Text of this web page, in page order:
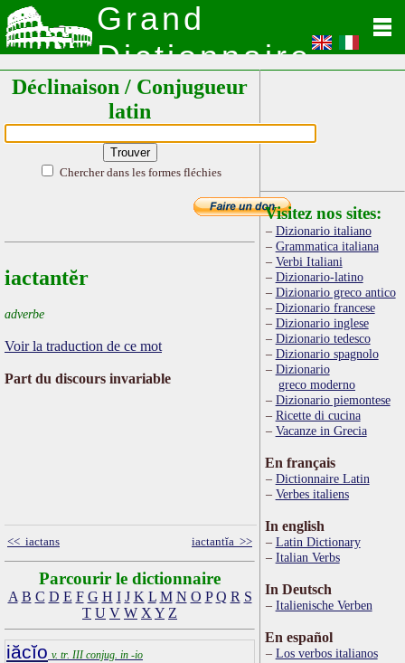
Grand
Dictionnaire
Latin
Déclinaison / Conjugueur
latin
Chercher dans les formes fléchies
iactantĕr
adverbe
Voir la traduction de ce mot
Part du discours invariable
<< iactans iactantĭa >>
Parcourir le dictionnaire
A B C D E F G H I J K L M N O P Q R S
T U V W X Y Z
iăcĭo v. tr. III conjug. in -io
Visitez nos sites:
Dizionario italiano
Grammatica italiana
Verbi Italiani
Dizionario-latino
Dizionario greco antico
Dizionario francese
Dizionario inglese
Dizionario tedesco
Dizionario spagnolo
Dizionario
greco moderno
Dizionario piemontese
Ricette di cucina
Vacanze in Grecia
En français
Dictionnaire Latin
Verbes italiens
In english
Latin Dictionary
Italian Verbs
In Deutsch
Italienische Verben
En español
Los verbos italianos